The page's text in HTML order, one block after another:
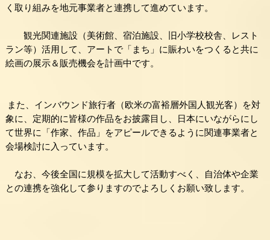
く取り組みを地元事業者と連携して進めています。
観光関連施設（美術館、宿泊施設、旧小学校校舎、レスト
ラン等） 活用して、アートで「まち」に賑わいをつくると共に
絵画の展示＆販売機会を計画中です。
また、インバウンド旅行者（欧米の富裕層外国人観光客）
を対
象に、定期的に皆様の作品をお披露目し、
日本にいながらにし
て世界に「作家、作品」
をアピールできるように関連事業者と
会場検討に入っています。
なお、今後全国に規模を拡大して活動すべく、
自治体や企業
との連携を強化して参りますのでよろしくお願い致し ます。